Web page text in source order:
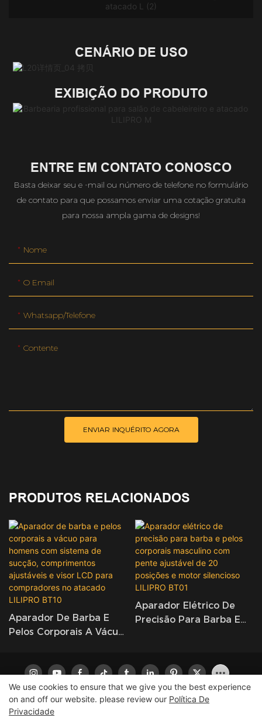
CENÁRIO DE USO
EXIBIÇÃO DO PRODUTO
ENTRE EM CONTATO CONOSCO
Basta deixar seu e -mail ou número de telefone no formulário
de contato para que possamos enviar uma cotação gratuita
para nossa ampla gama de designs!
Nome
O Email
Whatsapp/telefone
Contente
ENVIAR INQUÉRITO AGORA
PRODUTOS RELACIONADOS
Aparador De Barba E
Pelos Corporais A Vácuo
Comprimentos
Ajustáveis ​​e Visor LCD
Para Compradores No
Atacado LILIPRO BT10
Aparador Elétrico De
Precisão Para Barba E
E Motor Silencioso
LILIPRO BT01
Copyright © 2026 LILIPRO
We use cookies to ensure that we give you the best experience
on and off our website. please review our Política De
Privacidade